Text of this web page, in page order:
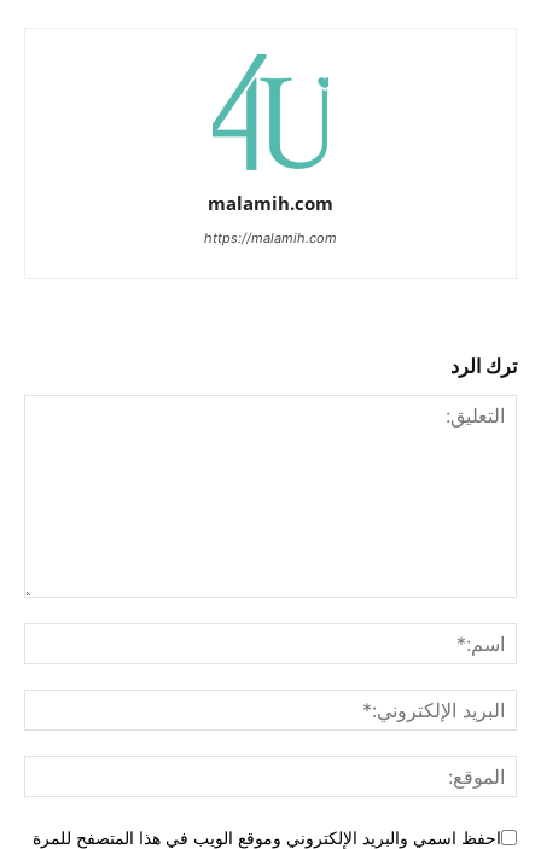
malamih.com
https://malamih.com
ترك الرد
احفظ اسمي والبريد الإلكتروني وموقع الويب في هذا المتصفح للمرة